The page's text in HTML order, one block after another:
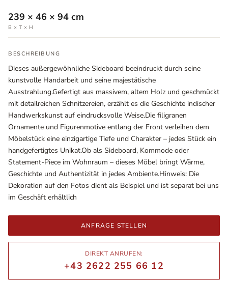
239 × 46 × 94 cm
B × T × H
BESCHREIBUNG
Dieses außergewöhnliche Sideboard beeindruckt durch seine
kunstvolle Handarbeit und seine majestätische
Ausstrahlung.Gefertigt aus massivem, altem Holz und geschmückt
mit detailreichen Schnitzereien, erzählt es die Geschichte indischer
Handwerkskunst auf eindrucksvolle Weise.Die filigranen
Ornamente und Figurenmotive entlang der Front verleihen dem
Möbelstück eine einzigartige Tiefe und Charakter – jedes Stück ein
handgefertigtes Unikat.Ob als Sideboard, Kommode oder
Statement-Piece im Wohnraum – dieses Möbel bringt Wärme,
Geschichte und Authentizität in jedes Ambiente.Hinweis: Die
Dekoration auf den Fotos dient als Beispiel und ist separat bei uns
im Geschäft erhältlich
ANFRAGE STELLEN
DIREKT ANRUFEN:
+43 2622 255 66 12
Ausstellungsräume
Wiener Straße – Werkstraße 111
office@indianliving.at